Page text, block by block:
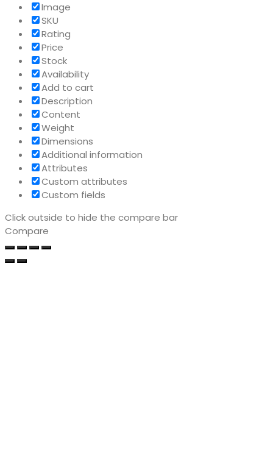
Image
SKU
Rating
Price
Stock
Availability
Add to cart
Description
Content
Weight
Dimensions
Additional information
Attributes
Custom attributes
Custom fields
Click outside to hide the compare bar
Compare